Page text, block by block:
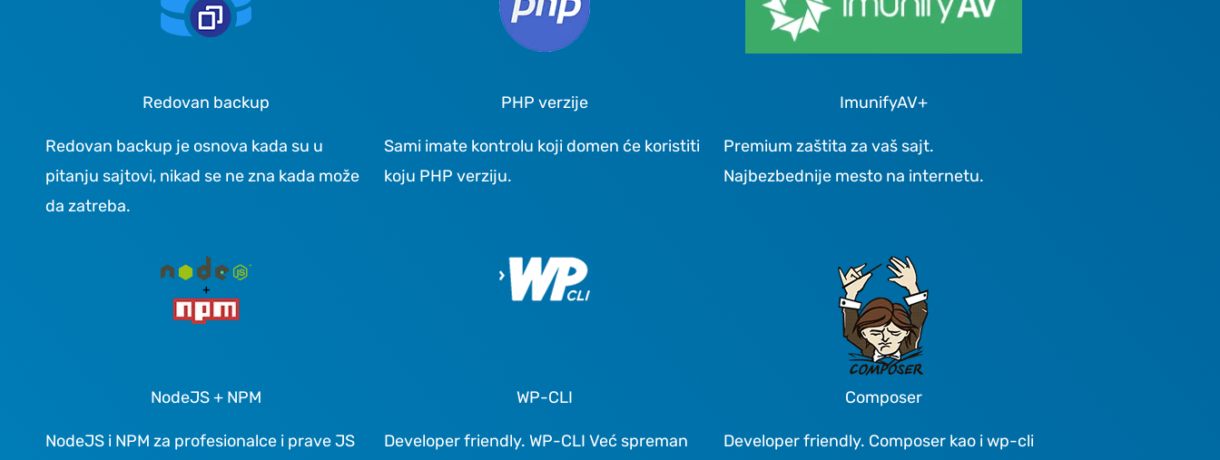
Redovan backup
Redovan backup je osnova kada su u
pitanju sajtovi, nikad se ne zna kada može
da zatreba.
PHP verzije
Sami imate kontrolu koji domen će koristiti
koju PHP verziju.
ImunifyAV+
Premium zaštita za vaš sajt.
Najbezbednije mesto na internetu.
NodeJS + NPM
NodeJS i NPM za profesionalce i prave JS
WP-CLI
Developer friendly. WP-CLI Već spreman
Composer
Developer friendly. Composer kao i wp-cli